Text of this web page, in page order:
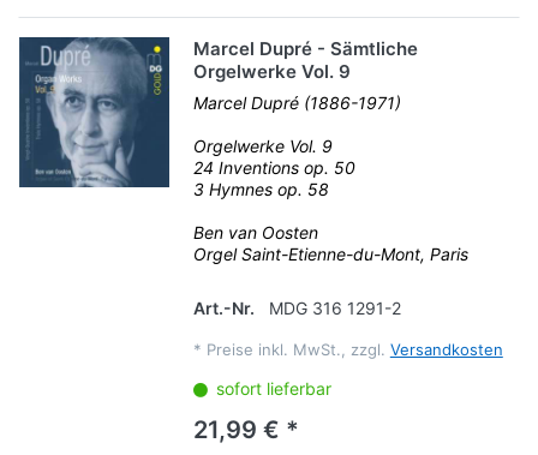
Marcel Dupré - Sämtliche
Orgelwerke Vol. 9
Marcel Dupré (1886-1971)
Orgelwerke Vol. 9
24 Inventions op. 50
3 Hymnes op. 58
Ben van Oosten
Orgel Saint-Etienne-du-Mont, Paris
Art.-Nr. MDG 316 1291-2
* Preise inkl. MwSt., zzgl. Versandkosten
sofort lieferbar
21,99 € *